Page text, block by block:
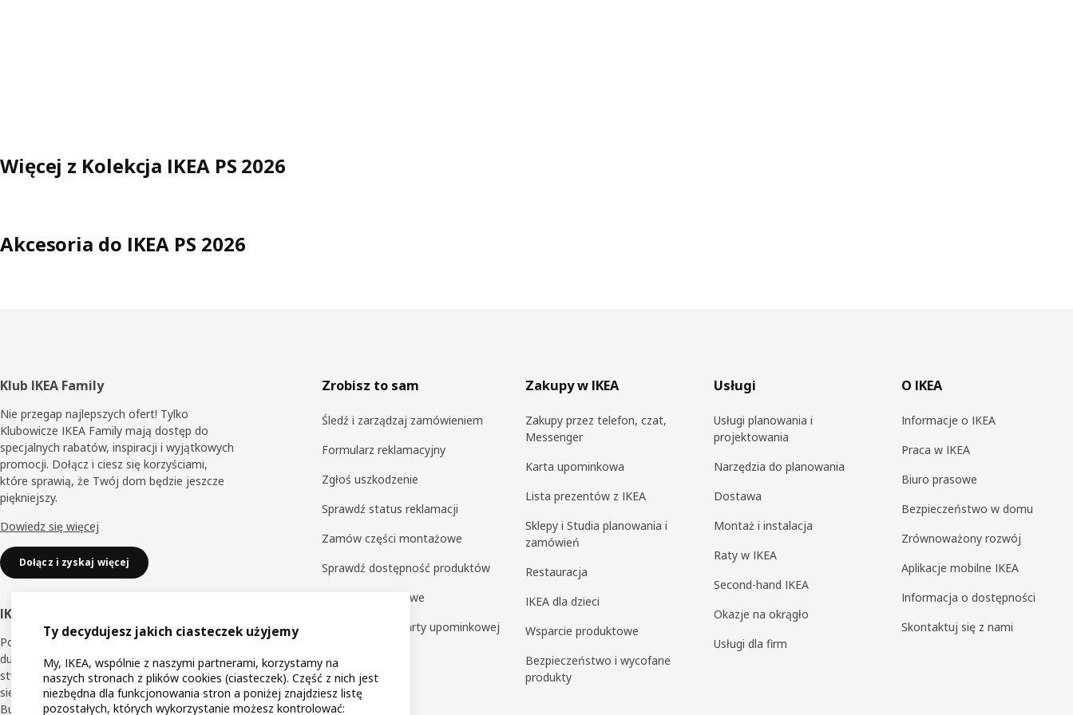
Więcej z Kolekcja IKEA PS 2026
Akcesoria do IKEA PS 2026
Stopka
Klub IKEA Family
Nie przegap najlepszych ofert! Tylko
Klubowicze IKEA Family mają dostęp do
specjalnych rabatów, inspiracji i wyjątkowych
promocji. Dołącz i ciesz się korzyściami,
które sprawią, że Twój dom będzie jeszcze
piękniejszy.
Dowiedz się więcej
Dołącz i zyskaj więcej
IKEA Business Network
Poznaj korzyści dedykowane dla małych i
dużych przedsiębiorców, dzięki którym
stworzysz jeszcze lepsze miejsce pracy dla
siebie i innych. Dołącz do Klubu IKEA
Business Network.
Zrobisz to sam
Śledź i zarządzaj zamówieniem
Formularz reklamacyjny
Zgłoś uszkodzenie
Sprawdź status reklamacji
Zamów części montażowe
Sprawdź dostępność produktów
Zwroty ekspresowe
Sprawdź saldo karty upominkowej
Zakupy w IKEA
Zakupy przez telefon, czat,
Messenger
Karta upominkowa
Lista prezentów z IKEA
Sklepy i Studia planowania i
zamówień
Restauracja
IKEA dla dzieci
Wsparcie produktowe
Bezpieczeństwo i wycofane
produkty
Usługi
Usługi planowania i
projektowania
Narzędzia do planowania
Dostawa
Montaż i instalacja
Raty w IKEA
Second-hand IKEA
Okazje na okrągło
Usługi dla firm
O IKEA
Informacje o IKEA
Praca w IKEA
Biuro prasowe
Bezpieczeństwo w domu
Zrównoważony rozwój
Aplikacje mobilne IKEA
Informacja o dostępności
Skontaktuj się z nami
Ty decydujesz jakich ciasteczek użyjemy
My, IKEA, wspólnie z naszymi partnerami, korzystamy na
naszych stronach z plików cookies (ciasteczek). Część z nich jest
niezbędna dla funkcjonowania stron a poniżej znajdziesz listę
pozostałych, których wykorzystanie możesz kontrolować: